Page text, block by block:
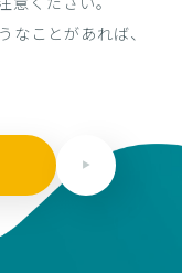
なことがあれば、